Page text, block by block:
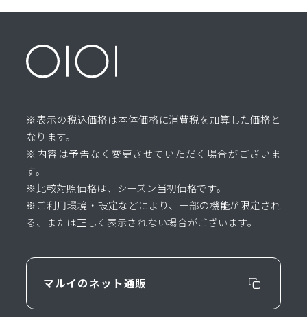
※表示の税込価格は本体価格に消費税を加算した価格と
なります。
※内容は予告なく変更させていただく場合がございま
す。
※比較対照価格は、シーズン当初価格です。
※ご利用環境・設定などにより、一部の機能が限定され
る、または正しく表示されない場合がございます。
マルイのネット通販